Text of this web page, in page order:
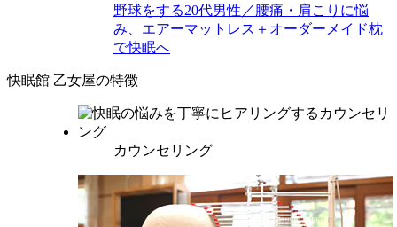
野球をする20代男性／腰痛・肩こりに悩
み、エアーマットレス＋オーダーメイド枕
で快眠へ
快眠館 乙女屋の特徴
カウンセリング